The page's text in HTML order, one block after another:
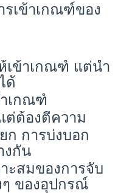
เข้าเกณฑ์ของ
เข้าเกณฑ์ แต่นำ
ด้
าเกณฑ์
ต่ต้องตีความ
ก การบ่งบอก
กัน
ะสมของการจับ
ของอุปกรณ์